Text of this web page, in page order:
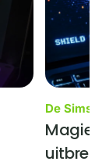
De Sims 1
Magie,